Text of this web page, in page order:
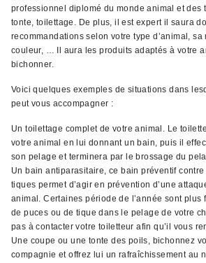
professionnel diplomé du monde animal et des
tonte, toilettage. De plus, il est expert il saura
recommandations selon votre type d’animal,
couleur, … Il aura les produits adaptés à votre
bichonner.
Voici quelques exemples de situations dans
peut vous accompagner :
Un toilettage complet de votre animal. Le
votre animal en lui donnant un bain, puis il
son pelage et terminera par le brossage du
Un bain antiparasitaire, ce bain préventif
tiques permet d’agir en prévention d’une
animal. Certaines période de l’année sont plus
de puces ou de tique dans le pelage de votre
pas à contacter votre toiletteur afin qu’il vous
Une coupe ou une tonte des poils, bichonnez
compagnie et offrez lui un rafraîchissement au